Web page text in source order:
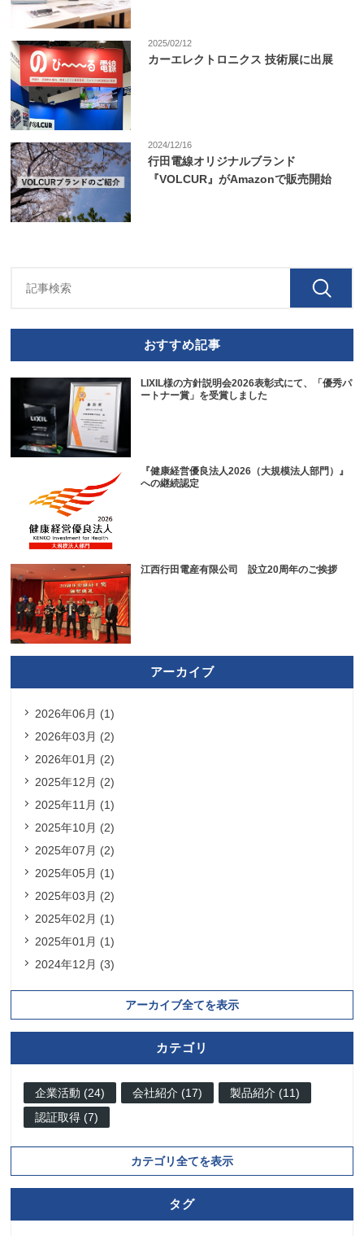
2025/02/12
カーエレクトロニクス 技術展に出展
2024/12/16
行田電線オリジナルブランド
『VOLCUR』がAmazonで販売開始
おすすめ記事
LIXIL様の方針説明会2026表彰式にて、「優秀パ
ートナー賞」を受賞しました
『健康経営優良法人2026（大規模法人部門）』
への継続認定
江西行田電産有限公司 設立20周年のご挨拶
アーカイブ
2026年06月 (1)
2026年03月 (2)
2026年01月 (2)
2025年12月 (2)
2025年11月 (1)
2025年10月 (2)
2025年07月 (2)
2025年05月 (1)
2025年03月 (2)
2025年02月 (1)
2025年01月 (1)
2024年12月 (3)
アーカイブ全てを表示
カテゴリ
企業活動 (24) 会社紹介 (17)
製品紹介 (11)
認証取得 (7)
カテゴリ全てを表示
タグ